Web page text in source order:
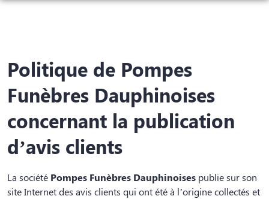
PRÉVOIR SES OBSÈQUES
MONUMENTS FUNÉRAIRES
BOURGOIN-JALLIEU
MORESTEL
LA TOUR-DU-PIN
CHAMBRES FUNERAIRES
BOURGOIN-JALLIEU
CRÉMIEU
SALLES DE CÉRÉMONIE ET DE CONVIVIALITÉ
ESPACES HOMMAGES
Politique de Pompes
Funèbres Dauphinoises
concernant la publication
d’avis clients
La société Pompes Funèbres Dauphinoises publie sur son
site Internet des avis clients qui ont été à l’origine collectés et